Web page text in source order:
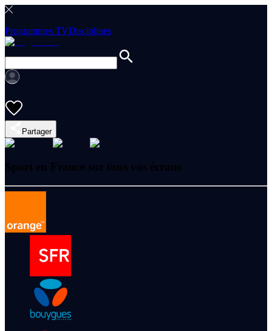
Programmes TVDisciplines
Partager
Sport en France sur tous vos écrans